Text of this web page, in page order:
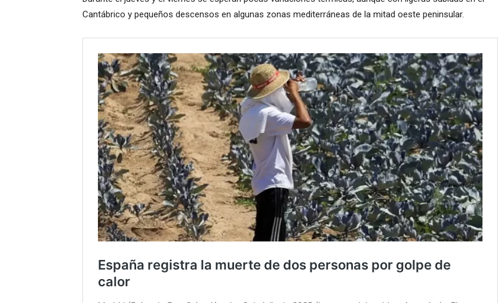
Cantábrico y pequeños descensos en algunas zonas mediterráneas de la mitad oeste peninsular.